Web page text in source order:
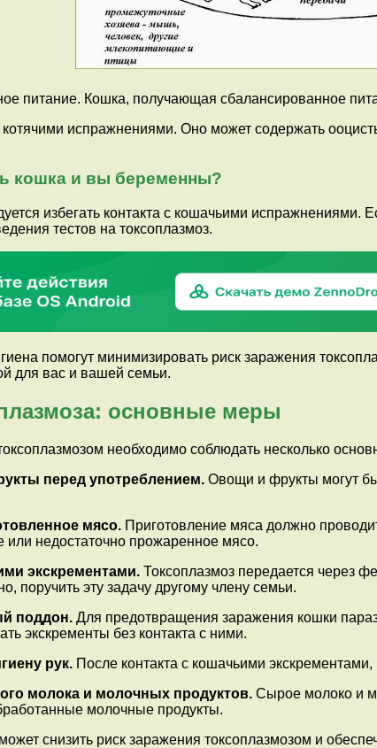
питание. Кошка, получающая сбалансированное
испражнениями. Оно может содержать
кошка и вы беременны?
избегать контакта с кошачьими испражнениями.
тестов на токсоплазмоз.
помогут минимизировать риск заражения
для вас и вашей семьи.
основные меры
необходимо соблюдать несколько
перед употреблением. Овощи и фрукты могут
мясо. Приготовление мяса должно
или недостаточно прожаренное мясо.
экскрементами. Токсоплазмоз передается через
поручить эту задачу другому члену семьи.
поддон. Для предотвращения заражения кошки
экскременты без контакта с ними.
рук. После контакта с кошачьими
молока и молочных продуктов. Сырое молоко и
молочные продукты.
снизить риск заражения токсоплазмозом и